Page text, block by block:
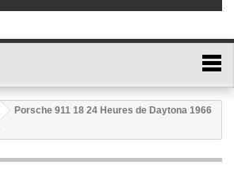
Porsche 911 18 24 Heures de Daytona 1966